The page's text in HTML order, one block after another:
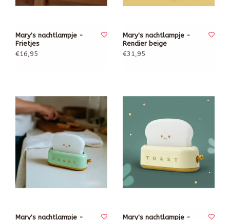
Mary's nachtlampje -
Frietjes
€16,95
Mary's nachtlampje -
Rendier beige
€31,95
Mary's nachtlampje -
Mary's nachtlampje -